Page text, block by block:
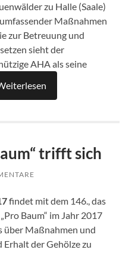
zu Halle (Saale)
Maßnahmen
zur Betreuung und
sieht der
AHA als seine
trifft sich
findet mit dem 146., das
Baum“ im Jahr 2017
über Maßnahmen und
der Gehölze zu